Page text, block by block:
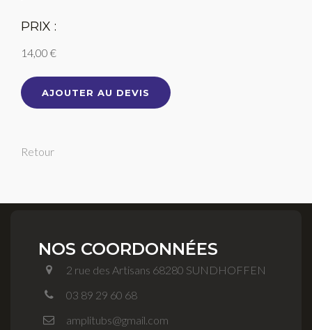
PRIX :
14,00 €
AJOUTER AU DEVIS
Retour
NOS COORDONNÉES
2 rue des Artisans 68280 SUNDHOFFEN
03 89 29 60 68
amplitubs@gmail.com